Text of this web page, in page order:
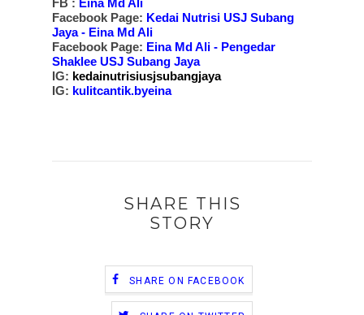
FB : Eina Md Ali
Facebook Page: Kedai Nutrisi USJ Subang
Jaya - Eina Md Ali
Facebook Page: Eina Md Ali - Pengedar
Shaklee USJ Subang Jaya
IG: kedainutrisiusjsubangjaya
IG: kulitcantik.byeina
SHARE THIS
STORY
SHARE ON FACEBOOK